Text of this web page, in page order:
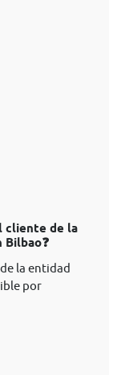
cliente de la
la entidad
por